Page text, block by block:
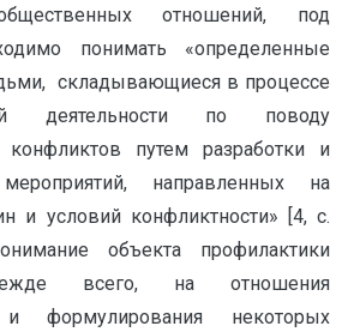
отношений, под
понимать «определен­ные
складывающиеся в процессе
деятельно­сти по поводу
конфликтов путем разработки и
направленных на
и условий конфликтности» [4, с.
объекта профилактики
всего, на отношения
и формулирования некоторых